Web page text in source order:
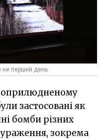
не перший день
застосовані як
бомби різних
ураження, зокрема